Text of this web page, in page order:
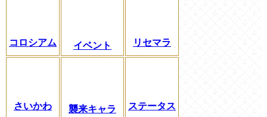
コロシアム イベント リセマラ
さいかわ 襲来キャラ ステータス